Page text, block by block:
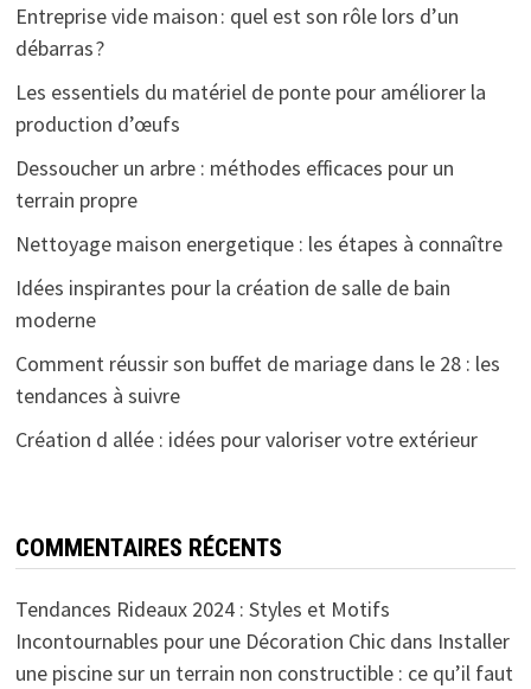
Entreprise vide maison : quel est son rôle lors d’un
débarras ?
Les essentiels du matériel de ponte pour améliorer la
production d’œufs
Dessoucher un arbre : méthodes efficaces pour un
terrain propre
Nettoyage maison energetique : les étapes à connaître
Idées inspirantes pour la création de salle de bain
moderne
Comment réussir son buffet de mariage dans le 28 : les
tendances à suivre
Création d allée : idées pour valoriser votre extérieur
COMMENTAIRES RÉCENTS
Tendances Rideaux 2024 : Styles et Motifs
Incontournables pour une Décoration Chicdans Installer
une piscine sur un terrain non constructible : ce qu’il faut